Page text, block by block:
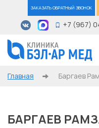
ЗАКАЗАТЬ ОБРАТНЫЙ ЗВОНОК
+7 (967)
Главная Баргаев
БАРГАЕВ